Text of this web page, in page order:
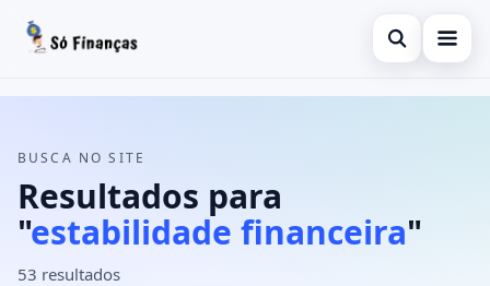
Abrir busca
Finanças
Empréstimo
Informações
Pressione Enter para buscar ou ESC para fechar.
BUSCA NO SITE
Resultados para
"estabilidade financeira"
53 resultados